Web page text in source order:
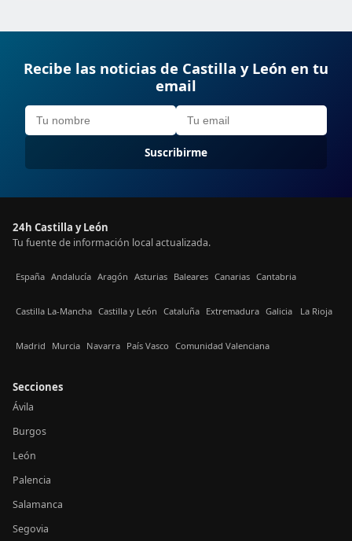
Recibe las noticias de Castilla y León en tu
email
Suscribirme
24h Castilla y León
Tu fuente de información local actualizada.
España Andalucía Aragón Asturias Baleares Canarias Cantabria
Castilla La-Mancha Castilla y León Cataluña Extremadura Galicia La Rioja
Madrid Murcia Navarra País Vasco Comunidad Valenciana
Secciones
Ávila
Burgos
León
Palencia
Salamanca
Segovia